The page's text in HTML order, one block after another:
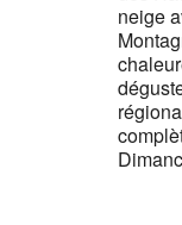
neige